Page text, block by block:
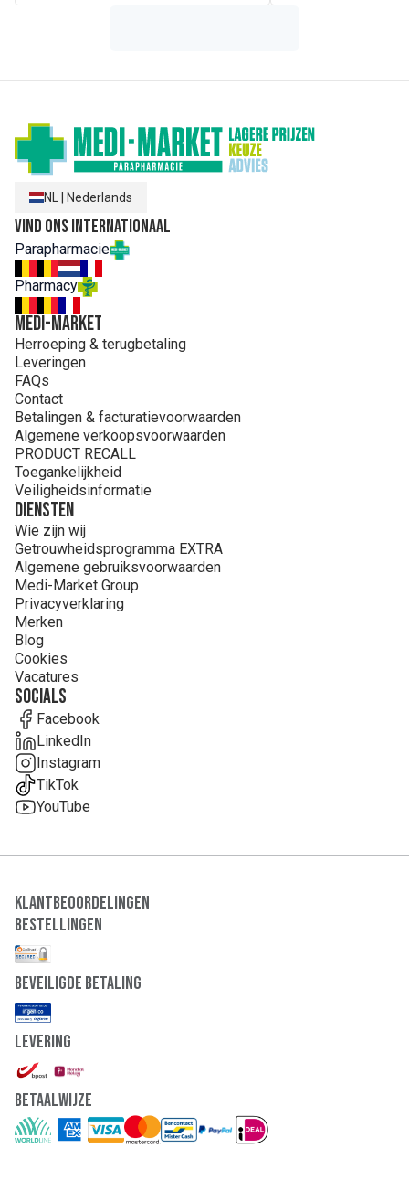
NL Nederlands
Vind ons internationaal
Parapharmacie
Pharmacy
MEDI-MARKET
Herroeping & terugbetaling
Leveringen
FAQs
Contact
Betalingen & facturatievoorwaarden
Algemene verkoopsvoorwaarden
PRODUCT RECALL
Toegankelijkheid
Veiligheidsinformatie
Diensten
Wie zijn wij
Getrouwheidsprogramma EXTRA
Algemene gebruiksvoorwaarden
Medi-Market Group
Privacyverklaring
Merken
Blog
Cookies
Vacatures
Socials
Facebook
LinkedIn
Instagram
TikTok
YouTube
Klantbeoordelingen
Bestellingen
Beveiligde Betaling
Levering
Betaalwijze